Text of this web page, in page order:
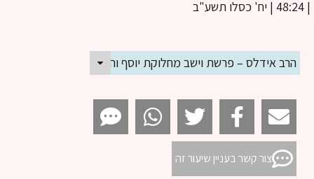
הרב אידלס – פרשת וישב מחלוקת יוסף והאחים
צור קשר בעניין שיעור זה